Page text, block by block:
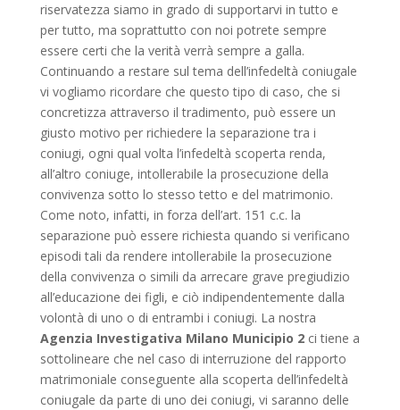
riservatezza siamo in grado di supportarvi in tutto e
per tutto, ma soprattutto con noi potrete sempre
essere certi che la verità verrà sempre a galla.
Continuando a restare sul tema dell’infedeltà coniugale
vi vogliamo ricordare che questo tipo di caso, che si
concretizza attraverso il tradimento, può essere un
giusto motivo per richiedere la separazione tra i
coniugi, ogni qual volta l’infedeltà scoperta renda,
all’altro coniuge, intollerabile la prosecuzione della
convivenza sotto lo stesso tetto e del matrimonio.
Come noto, infatti, in forza dell’art. 151 c.c. la
separazione può essere richiesta quando si verificano
episodi tali da rendere intollerabile la prosecuzione
della convivenza o simili da arrecare grave pregiudizio
all’educazione dei figli, e ciò indipendentemente dalla
volontà di uno o di entrambi i coniugi. La nostra
Agenzia Investigativa Milano Municipio 2ci tiene a
sottolineare che nel caso di interruzione del rapporto
matrimoniale conseguente alla scoperta dell’infedeltà
coniugale da parte di uno dei coniugi, vi saranno delle